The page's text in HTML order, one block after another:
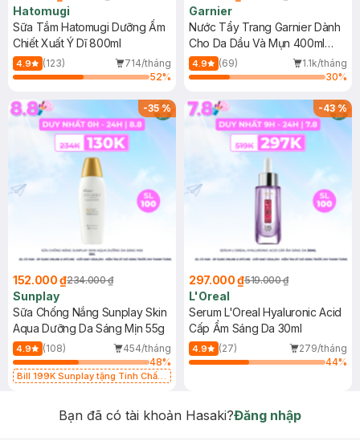
Hatomugi
Sữa Tắm Hatomugi Dưỡng Ẩm
Chiết Xuất Ý Dĩ 800ml
4.9 (123)
714/tháng
52%
Garnier
Nước Tẩy Trang Garnier Dành
Cho Da Dầu Và Mụn 400ml
(Mới)
4.9 (69)
1.1k/tháng
30%
-35%
152.000 ₫234.000 ₫
Sunplay
Sữa Chống Nắng Sunplay Skin
Aqua Dưỡng Da Sáng Mịn 55g
4.9 (108)
454/tháng
48%
Bill 199K Sunplay tặng Tinh Chất
-43%
297.000 ₫519.000 ₫
L'Oreal
Serum L'Oreal Hyaluronic Acid
Cấp Ẩm Sáng Da 30ml
4.9 (27)
279/tháng
44%
Bạn đã có tài khoản Hasaki?Đăng nhập